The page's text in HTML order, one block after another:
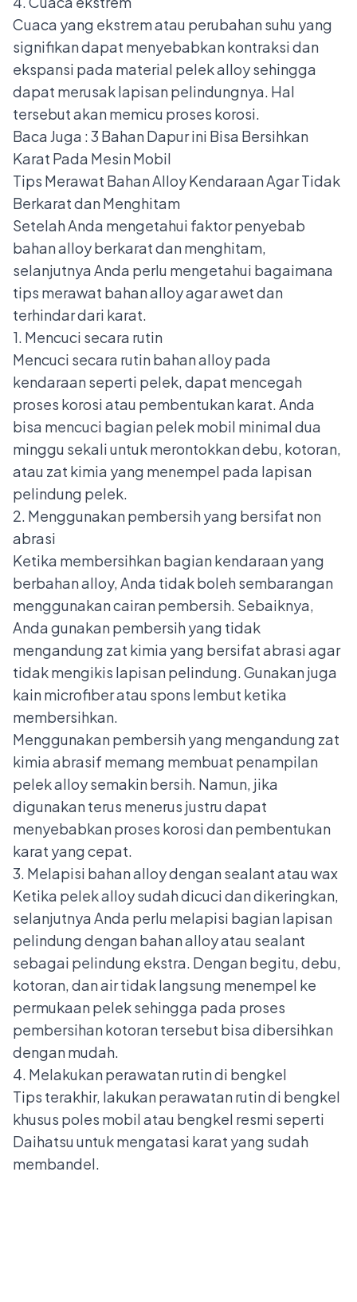
Cuaca yang ekstrem atau perubahan suhu yang
signifikan dapat menyebabkan kontraksi dan
ekspansi pada material pelek alloy sehingga
dapat merusak lapisan pelindungnya. Hal
tersebut akan memicu proses korosi.
Baca Juga :3 Bahan Dapur ini Bisa Bersihkan
Karat Pada Mesin Mobil
Tips Merawat Bahan Alloy Kendaraan Agar Tidak
Berkarat dan Menghitam
Setelah Anda mengetahui faktor penyebab
bahan alloy berkarat dan menghitam,
selanjutnya Anda perlu mengetahui bagaimana
tips merawat bahan alloy agar awet dan
terhindar dari karat.
1. Mencuci secara rutin
Mencuci secara rutin bahan alloy pada
kendaraan seperti pelek, dapat mencegah
proses korosi atau pembentukan karat. Anda
bisa mencuci bagian pelek mobil minimal dua
minggu sekali untuk merontokkan debu, kotoran,
atau zat kimia yang menempel pada lapisan
pelindung pelek.
2. Menggunakan pembersih yang bersifat non
abrasi
Ketika membersihkan bagian kendaraan yang
berbahan alloy, Anda tidak boleh sembarangan
menggunakan cairan pembersih. Sebaiknya,
Anda gunakan pembersih yang tidak
mengandung zat kimia yang bersifat abrasi agar
tidak mengikis lapisan pelindung. Gunakan juga
kain microfiber atau spons lembut ketika
membersihkan.
Menggunakan pembersih yang mengandung zat
kimia abrasif memang membuat penampilan
pelek alloy semakin bersih. Namun, jika
digunakan terus menerus justru dapat
menyebabkan proses korosi dan pembentukan
karat yang cepat.
3. Melapisi bahan alloy dengan sealant atau wax
Ketika pelek alloy sudah dicuci dan dikeringkan,
selanjutnya Anda perlu melapisi bagian lapisan
pelindung dengan bahan alloy atau sealant
sebagai pelindung ekstra. Dengan begitu, debu,
kotoran, dan air tidak langsung menempel ke
permukaan pelek sehingga pada proses
pembersihan kotoran tersebut bisa dibersihkan
dengan mudah.
4. Melakukan perawatan rutin di bengkel
Tips terakhir, lakukan perawatan rutin di bengkel
khusus poles mobil atau bengkel resmi seperti
Daihatsu untuk mengatasi karat yang sudah
membandel.